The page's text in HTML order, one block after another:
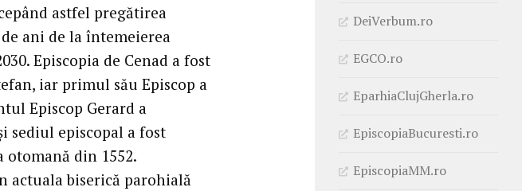
astfel pregătirea
ani de la întemeierea
Episcopia de Cenad a fost
iar primul său Episcop a
Episcop Gerard a
sediul episcopal a fost
otomană din 1552.
actuala biserică parohială
DeiVerbum.ro
EGCO.ro
EparhiaClujGherla.ro
EpiscopiaBucuresti.ro
EpiscopiaMM.ro